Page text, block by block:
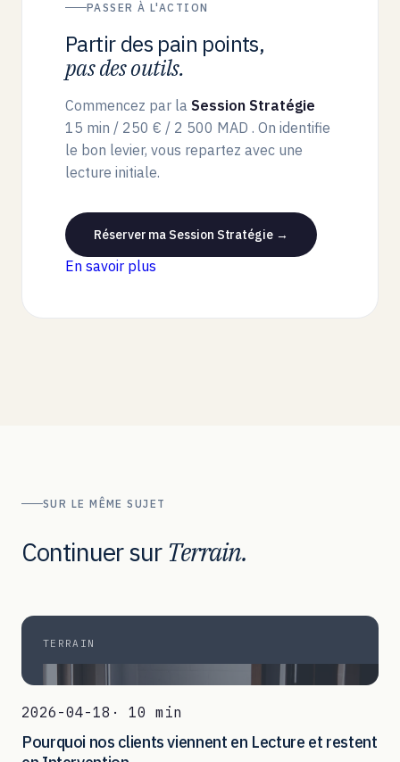
PASSER À L'ACTION
Partir des pain points,
pas des outils.
Commencez par la Session Stratégie
15 min / 250 € / 2 500 MAD . On identifie
le bon levier, vous repartez avec une
lecture initiale.
Réserver ma Session Stratégie →
En savoir plus
SUR LE MÊME SUJET
Continuer surTerrain.
TERRAIN
2026-04-18 · 10 min
Pourquoi nos clients viennent en Lecture et restent